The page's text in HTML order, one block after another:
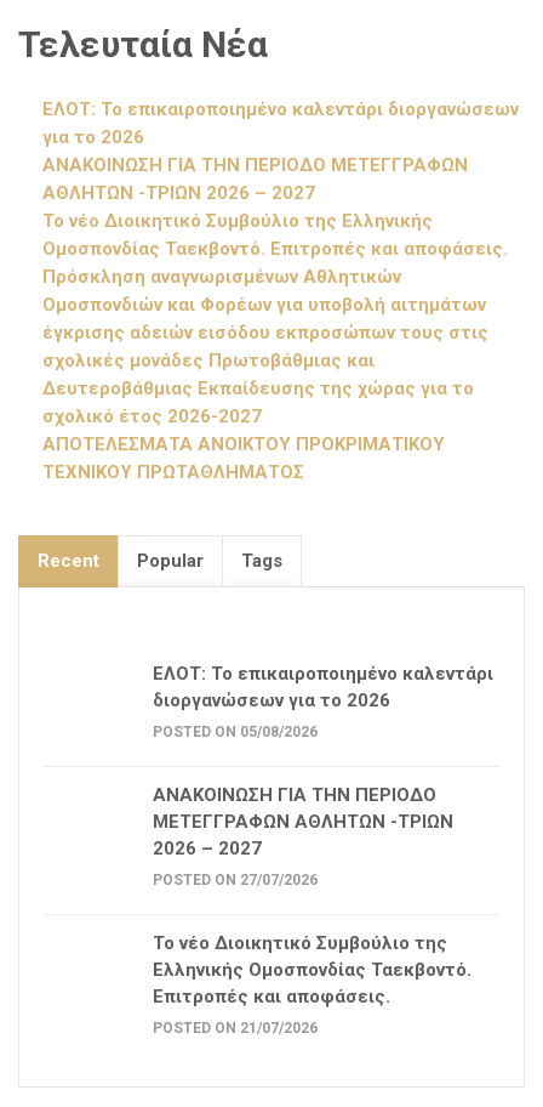
Τελευταία Νέα
ΕΛΟΤ: Το επικαιροποιημένο καλεντάρι διοργανώσεων
για το 2026
ΑΝΑΚΟΙΝΩΣΗ ΓΙΑ ΤΗΝ ΠΕΡΙΟΔΟ ΜΕΤΕΓΓΡΑΦΩΝ
ΑΘΛΗΤΩΝ -ΤΡΙΩΝ 2026 – 2027
Το νέο Διοικητικό Συμβούλιο της Ελληνικής
Ομοσπονδίας Ταεκβοντό. Επιτροπές και αποφάσεις.
Πρόσκληση αναγνωρισμένων Αθλητικών
Ομοσπονδιών και Φορέων για υποβολή αιτημάτων
έγκρισης αδειών εισόδου εκπροσώπων τους στις
σχολικές μονάδες Πρωτοβάθμιας και
Δευτεροβάθμιας Εκπαίδευσης της χώρας για το
σχολικό έτος 2026-2027
ΑΠΟΤΕΛΕΣΜΑΤΑ ΑΝΟΙΚΤΟΥ ΠΡΟΚΡΙΜΑΤΙΚΟΥ
ΤΕΧΝΙΚΟΥ ΠΡΩΤΑΘΛΗΜΑΤΟΣ
Recent Popular Tags
ΕΛΟΤ: Το επικαιροποιημένο καλεντάρι
διοργανώσεων για το 2026
POSTED ON 05/08/2026
ΑΝΑΚΟΙΝΩΣΗ ΓΙΑ ΤΗΝ ΠΕΡΙΟΔΟ
ΜΕΤΕΓΓΡΑΦΩΝ ΑΘΛΗΤΩΝ -ΤΡΙΩΝ
2026 – 2027
POSTED ON 27/07/2026
Το νέο Διοικητικό Συμβούλιο της
Ελληνικής Ομοσπονδίας Ταεκβοντό.
Επιτροπές και αποφάσεις.
POSTED ON 21/07/2026